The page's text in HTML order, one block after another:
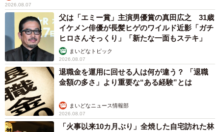
2026.08.07
父は「エミー賞」主演男優賞の真田広之 31歳
イケメン俳優が長髪ヒゲのワイルド近影「ガチ
ヒロさんそっくり」「新たな一面もステキ」
まいどなトピック
2026.08.07
退職金を運用に回せる人は何が違う？ 「退職
金額の多さ」より重要な“ある経験”とは
まいどなニュース情報部
2026.08.07
「火事以来10カ月ぶり」全焼した自宅訪れた林